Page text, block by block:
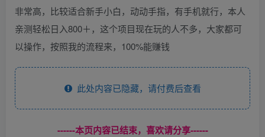
非常高，比较适合新手小白，动动手指，有手机就行，本人
亲测轻松日入800＋，这个项目现在玩的人不多，大家都可
以操作，按照我的流程来，100%能赚钱
此处内容已隐藏，请付费后查看
------本页内容已结束，喜欢请分享------